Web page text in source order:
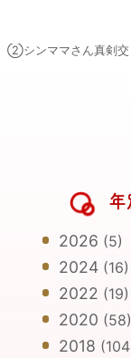
シンママさん真剣交
年
2026 (5)
2024(16)
2022 (19)
2020 (58)
2018